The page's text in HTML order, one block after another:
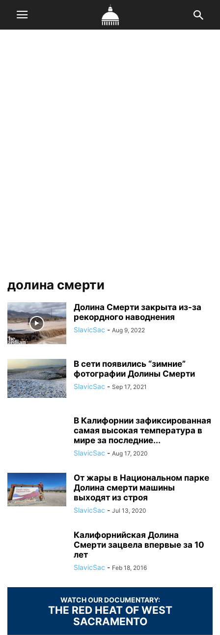
долина смерти
Долина Смерти закрыта из-за
рекордного наводнения
SlavicSac - Aug 9, 2022
В сети появились “зимние”
фотографии Долины Смерти
SlavicSac - Sep 17, 2021
В Калифорнии зафиксированная
самая высокая температура в
мире за последние...
SlavicSac - Aug 17, 2020
От жары в Национальном парке
Долина смерти машины
выходят из строя
SlavicSac - Jul 13, 2020
Калифорнийская Долина
Смерти зацвела впервые за 10
лет
SlavicSac - Feb 18, 2016
WATCH OUR DOCUMENTARY:
THE RED HEAT OF WEST
SACRAMENTO